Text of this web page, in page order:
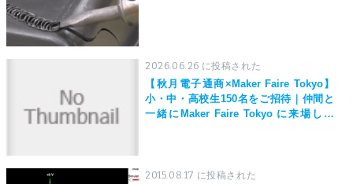
2026.06.26 に投稿された
【秋月電子通商×Maker Faire Tokyo】
小・中・高校生150名をご招待｜仲間と
一緒にMaker Faire Tokyo に来場しよ
2015.08.17 に投稿された